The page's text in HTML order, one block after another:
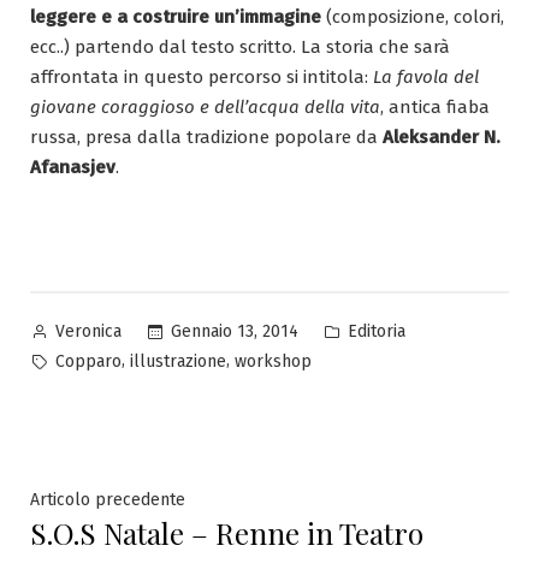
leggere e a costruire un’immagine (composizione, colori,
ecc..) partendo dal testo scritto. La storia che sarà
affrontata in questo percorso si intitola: La favola del
giovane coraggioso e dell’acqua della vita, antica fiaba
russa, presa dalla tradizione popolare da Aleksander N.
Afanasjev.
Pubblicato
da
Veronica Gennaio 13, 2014
Pubblicato
Editoria
Tag:
Copparo, illustrazione, workshop
Navigazione
articoli
Articolo precedente
precedente:
S.O.S Natale – Renne in Teatro